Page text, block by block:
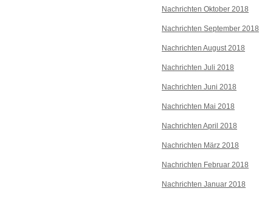
Nachrichten Oktober 2018
Nachrichten September 2018
Nachrichten August 2018
Nachrichten Juli 2018
Nachrichten Juni 2018
Nachrichten Mai 2018
Nachrichten April 2018
Nachrichten März 2018
Nachrichten Februar 2018
Nachrichten Januar 2018